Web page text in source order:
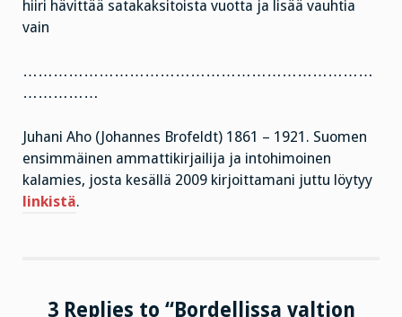
hiiri hävittää satakaksitoista vuotta ja lisää vauhtia
vain
……………………………………………………………
……………
Juhani Aho (Johannes Brofeldt) 1861 – 1921. Suomen
ensimmäinen ammattikirjailija ja intohimoinen
kalamies, josta kesällä 2009 kirjoittamani juttu löytyy
linkistä.
3 Replies to “Bordellissa valtion